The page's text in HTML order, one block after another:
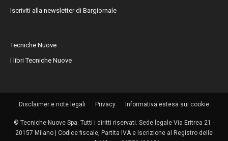
Iscriviti alla newsletter di Bargiornale
Tecniche Nuove
I libri Tecniche Nuove
Disclaimer e note legali Privacy Informativa estesa sui cookie
© Tecniche Nuove Spa. Tutti i diritti riservati. Sede legale Via Eritrea 21 -
20157 Milano | Codice fiscale, Partita IVA e Iscrizione al Registro delle